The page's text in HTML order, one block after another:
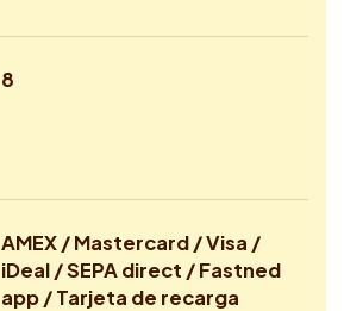
8
AMEX / Mastercard / Visa /
iDeal / SEPA direct / Fastned
app / Tarjeta de recarga